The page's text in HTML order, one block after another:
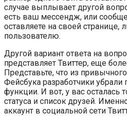
случае выплывает другой
есть ваш мессендж, или
оставляете на своей странице,
пользователю.
Другой вариант ответа на
представляет Твиттер, еще
Представьте, что из
Фейсбука разработчики убрали
функции. И вот, у вас осталась
статуса и список друзей.
аккаунт в социальной сети